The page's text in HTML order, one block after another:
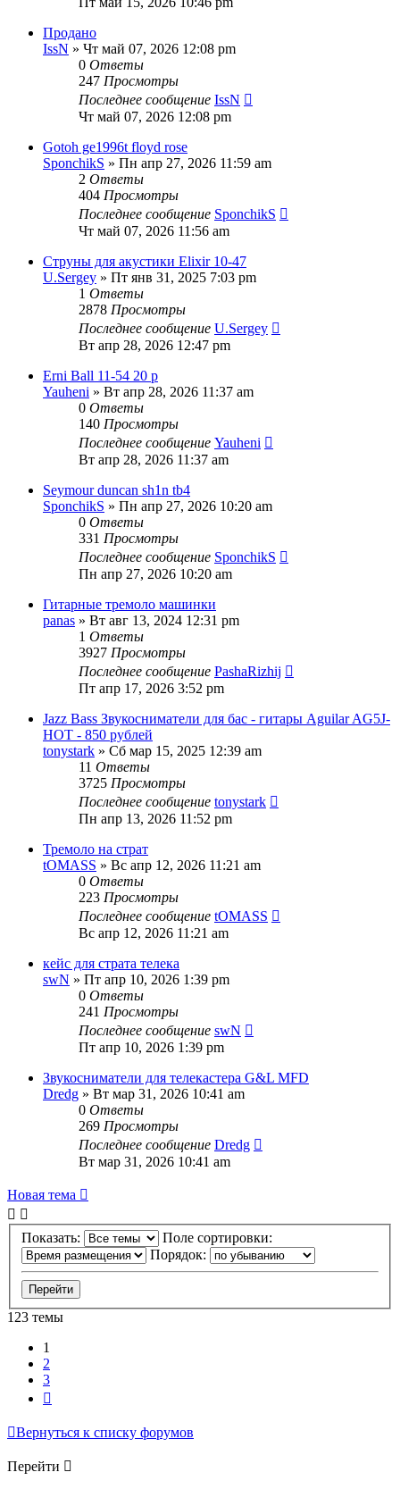
Продано
IssN » Чт май 07, 2026 12:08 pm
0 Ответы
247 Просмотры
Последнее сообщение IssN
Чт май 07, 2026 12:08 pm
Gotoh ge1996t floyd rose
SponchikS » Пн апр 27, 2026 11:59 am
2 Ответы
404 Просмотры
Последнее сообщение SponchikS
Чт май 07, 2026 11:56 am
Струны для акустики Elixir 10-47
U.Sergey » Пт янв 31, 2025 7:03 pm
1 Ответы
2878 Просмотры
Последнее сообщение U.Sergey
Вт апр 28, 2026 12:47 pm
Erni Ball 11-54 20 р
Yauheni » Вт апр 28, 2026 11:37 am
0 Ответы
140 Просмотры
Последнее сообщение Yauheni
Вт апр 28, 2026 11:37 am
Seymour duncan sh1n tb4
SponchikS » Пн апр 27, 2026 10:20 am
0 Ответы
331 Просмотры
Последнее сообщение SponchikS
Пн апр 27, 2026 10:20 am
Гитарные тремоло машинки
panas » Вт авг 13, 2024 12:31 pm
1 Ответы
3927 Просмотры
Последнее сообщение PashaRizhij
Пт апр 17, 2026 3:52 pm
Jazz Bass Звукосниматели для бас - гитары Aguilar AG5J-
HOT - 850 рублей
tonystark » Сб мар 15, 2025 12:39 am
11 Ответы
3725 Просмотры
Последнее сообщение tonystark
Пн апр 13, 2026 11:52 pm
Тремоло на страт
tOMASS » Вс апр 12, 2026 11:21 am
0 Ответы
223 Просмотры
Последнее сообщение tOMASS
Вс апр 12, 2026 11:21 am
кейс для страта телека
swN » Пт апр 10, 2026 1:39 pm
0 Ответы
241 Просмотры
Последнее сообщение swN
Пт апр 10, 2026 1:39 pm
Звукосниматели для телекастера G&L MFD
Dredg » Вт мар 31, 2026 10:41 am
0 Ответы
269 Просмотры
Последнее сообщение Dredg
Вт мар 31, 2026 10:41 am
Новая тема
Показать:
Поле сортировки:
Порядок:
123 темы
1
2
3
Вернуться к списку форумов
Перейти